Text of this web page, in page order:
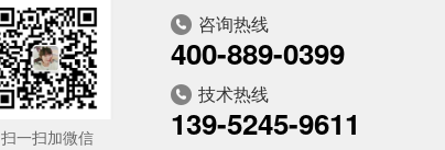
咨询热线
400-889-0399
技术热线
139-5245-9611
扫一扫加微信